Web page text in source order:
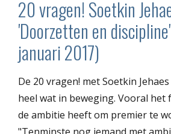
20 vragen! Soetkin
'Doorzetten en
januari 2017)
De 20 vragen! met Soetkin
heel wat in beweging. Vooral het
de ambitie heeft om premier te
"Tenminste nog iemand met